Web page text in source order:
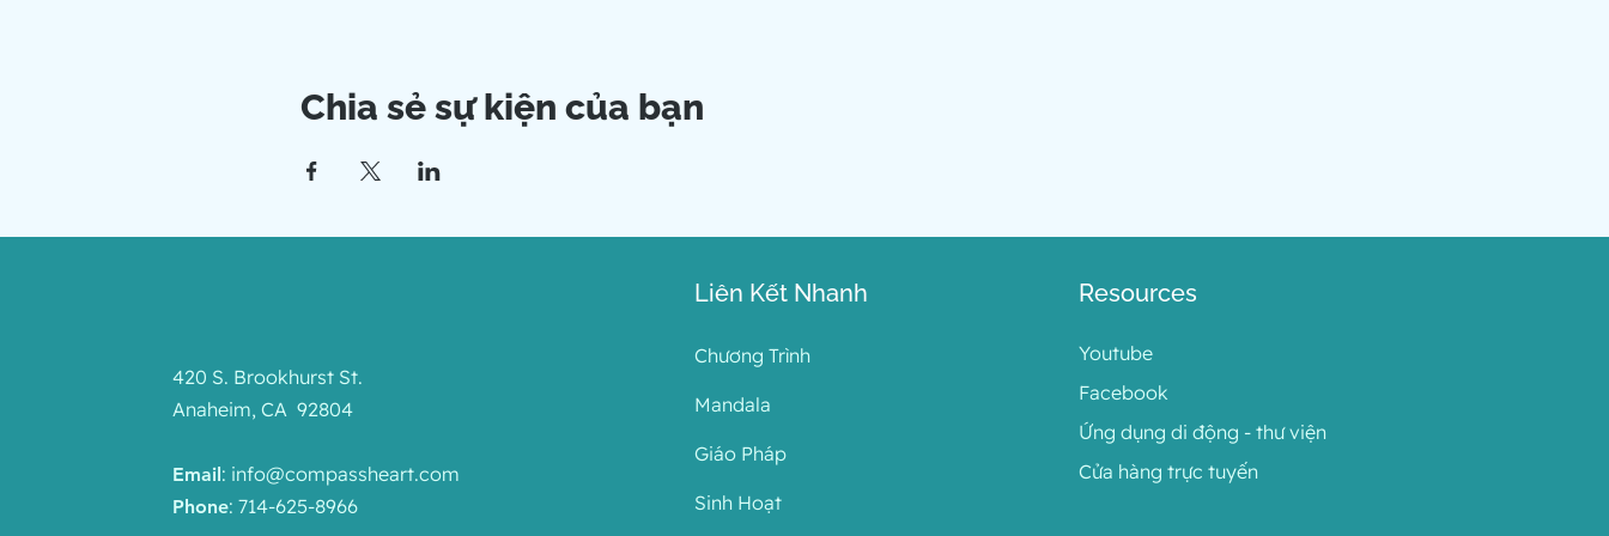
Chia sẻ sự kiện của bạn
420 S. Brookhurst St.
Anaheim, CA 92804
Email: info@compassheart.com
Phone: 714-625-8966
Liên Kết Nhanh
Chương Trình
Mandala
Giáo Pháp
Sinh Hoạt
Resources
Youtube
Facebook
Ứng dụng di động - thư viện
Cửa hàng trực tuyến